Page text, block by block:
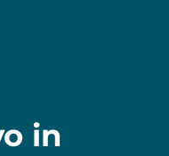
in